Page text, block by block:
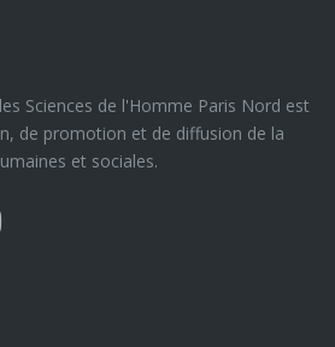
Sciences de l'Homme Paris Nord est
de promotion et de diffusion de la
et sociales.